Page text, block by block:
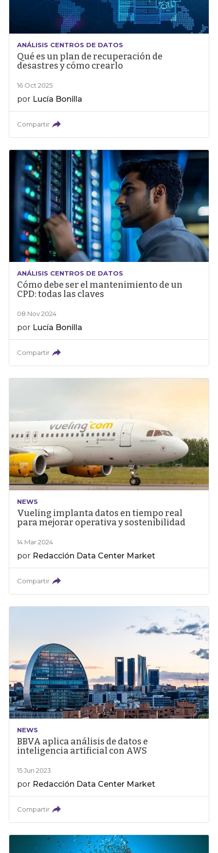
ANÁLISIS CENTROS DE DATOS
Qué es un plan de recuperación de
desastres y cómo crearlo
16 Oct 2025
por Lucía Bonilla
Compartir
ANÁLISIS CENTROS DE DATOS
Cómo debe ser el mantenimiento de un
CPD: todas las claves
08 Nov 2024
por Lucía Bonilla
Compartir
NEWS
Vueling implanta datos en tiempo real
para mejorar operativa y sostenibilidad
14 Mar 2024
por Redacción Data Center Market
Compartir
NEWS
BBVA aplica análisis de datos e
inteligencia artificial con AWS
15 Jun 2023
por Redacción Data Center Market
Compartir